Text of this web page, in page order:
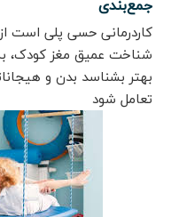
جمع‌بندی
کاردرمانی حسی پلی است
شناخت عمیق مغز کودک،
بهتر بشناسد بدن و
تعامل شود